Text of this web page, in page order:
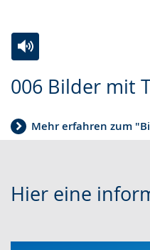
006 Bilder mit
Mehr erfahren zum
Leichten
wechseln.
Audio-
Video
Deutscher
angezeigt.
Hier eine